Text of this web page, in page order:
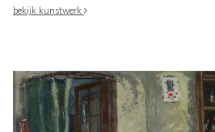
bekijk kunstwerk